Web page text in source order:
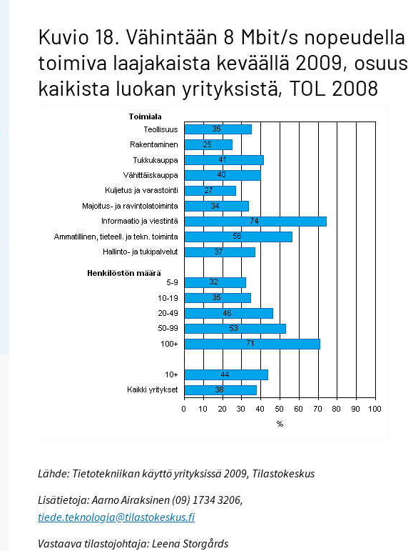
Kuvio 18. Vähintään 8 Mbit/s nopeudella
toimiva laajakaista keväällä 2009, osuus
kaikista luokan yrityksistä, TOL 2008
Lähde: Tietotekniikan käyttö yrityksissä 2009, Tilastokeskus
Lisätietoja: Aarno Airaksinen (09) 1734 3206,
tiede.teknologia@tilastokeskus.fi
Vastaava tilastojohtaja: Leena Storgårds